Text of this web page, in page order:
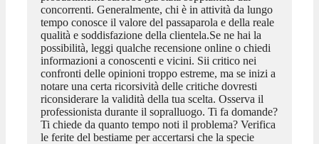
concorrenti. Generalmente, chi è in attività da lungo
tempo conosce il valore del passaparola e della reale
qualità e soddisfazione della clientela.Se ne hai la
possibilità, leggi qualche recensione online o chiedi
informazioni a conoscenti e vicini. Sii critico nei
confronti delle opinioni troppo estreme, ma se inizi a
notare una certa ricorsività delle critiche dovresti
riconsiderare la validità della tua scelta. Osserva il
professionista durante il sopralluogo. Ti fa domande?
Ti chiede da quanto tempo noti il problema? Verifica
le ferite del bestiame per accertarsi che la specie